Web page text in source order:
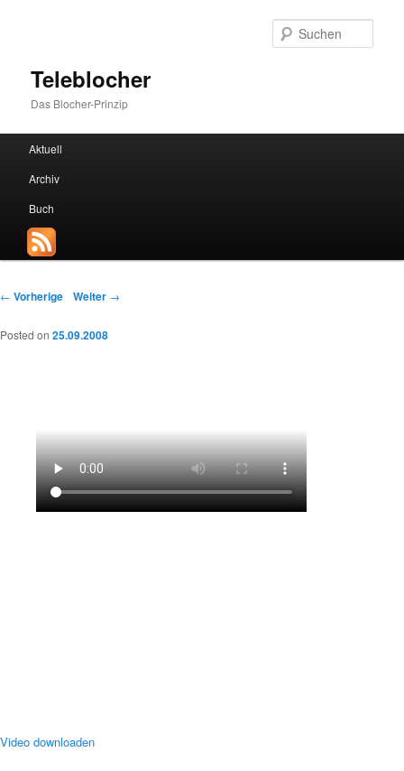
Teleblocher
Das Blocher-Prinzip
HauptmenüZum Inhalt wechseln
Zum sekundären Inhalt wechseln
Aktuell
Archiv
Buch
Beitrags-Navigation
← Vorherige Weiter →
Video downloaden
Posted on 25.09.2008